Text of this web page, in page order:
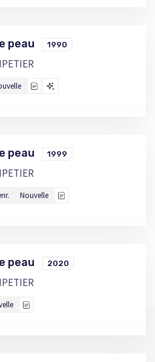
peau 1990
peau 1999
Nouvelle
peau 2020